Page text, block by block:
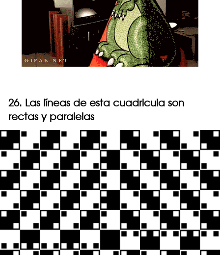
26. Las líneas de esta cuadricula son
rectas y paralelas